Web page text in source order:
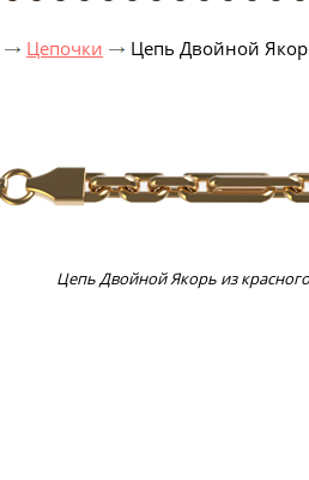
Цепочки Цепь Двойной
Цепь Двойной Якорь из